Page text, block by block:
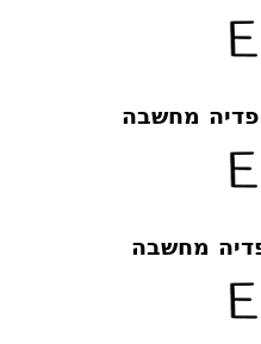
מחשבה
מחשבה